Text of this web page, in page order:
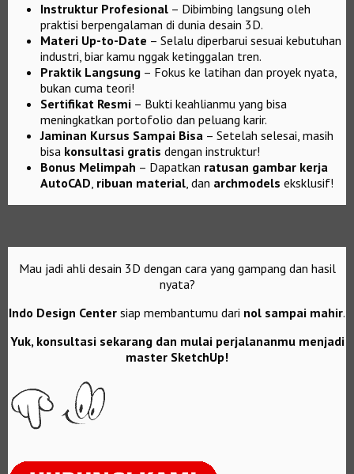
Instruktur Profesional – Dibimbing langsung oleh
praktisi berpengalaman di dunia desain 3D.
Materi Up-to-Date – Selalu diperbarui sesuai kebutuhan
industri, biar kamu nggak ketinggalan tren.
Praktik Langsung – Fokus ke latihan dan proyek nyata,
bukan cuma teori!
Sertifikat Resmi – Bukti keahlianmu yang bisa
meningkatkan portofolio dan peluang karir.
Jaminan Kursus Sampai Bisa – Setelah selesai, masih
bisa konsultasi gratis dengan instruktur!
Bonus Melimpah – Dapatkan ratusan gambar kerja
AutoCAD, ribuan material, dan archmodels eksklusif!
Mau jadi ahli desain 3D dengan cara yang gampang dan hasil
nyata?
Indo Design Center siap membantumu dari nol sampai mahir.
Yuk, konsultasi sekarang dan mulai perjalananmu menjadi
master SketchUp!